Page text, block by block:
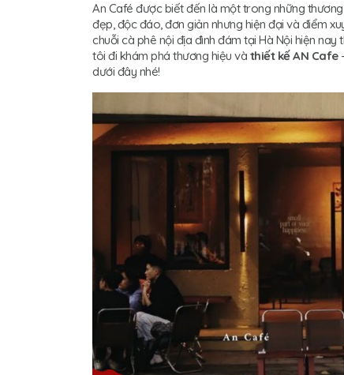
An Café được biết đến là một trong những
đẹp, độc đáo, đơn giản nhưng hiện đại và điểm
chuỗi cà phê nội địa đình đám tại Hà Nội hiện
tôi đi khám phá thương hiệu và thiết kế AN Cafe
dưới đây nhé!